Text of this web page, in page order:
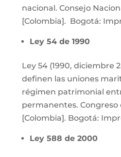
nacional. Consejo
[Colombia]. Bogotá:
Ley 54 de 1990
Ley 54 (1990, diciembre
definen las uniones
régimen patrimonial
permanentes. Congreso
[Colombia]. Bogotá:
Ley 588 de 2000